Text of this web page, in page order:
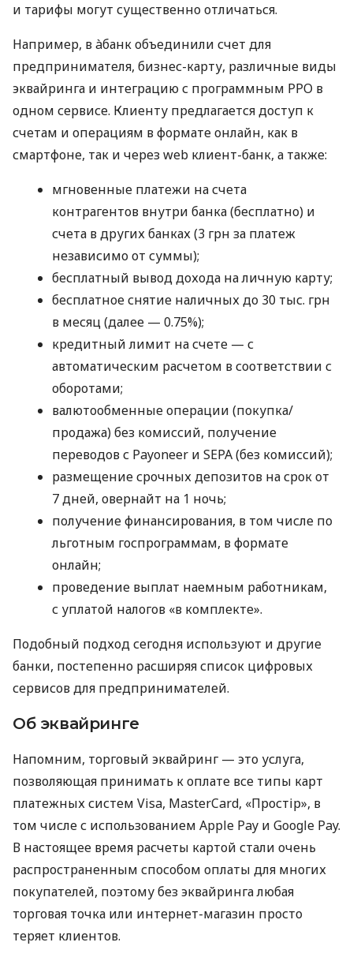
и тарифы могут существенно отличаться.
Например, в àбанк объединили счет для
предпринимателя, бизнес-карту, различные виды
эквайринга и интеграцию с программным РРО в
одном сервисе. Клиенту предлагается доступ к
счетам и операциям в формате онлайн, как в
смартфоне, так и через web клиент-банк, а также:
мгновенные платежи на счета
контрагентов внутри банка (бесплатно) и
счета в других банках (3 грн за платеж
независимо от суммы);
бесплатный вывод дохода на личную карту;
бесплатное снятие наличных до 30 тыс. грн
в месяц (далее — 0.75%);
кредитный лимит на счете — с
автоматическим расчетом в соответствии с
оборотами;
валютообменные операции (покупка/
продажа) без комиссий, получение
переводов с Payoneer и SEPA (без комиссий);
размещение срочных депозитов на срок от
7 дней, овернайт на 1 ночь;
получение финансирования, в том числе по
льготным госпрограммам, в формате
онлайн;
проведение выплат наемным работникам,
с уплатой налогов «в комплекте».
Подобный подход сегодня используют и другие
банки, постепенно расширяя список цифровых
сервисов для предпринимателей.
Об эквайринге
Напомним, торговый эквайринг — это услуга,
позволяющая принимать к оплате все типы карт
платежных систем Visa, MasterCard, «Простір», в
том числе с использованием Apple Pay и Google Pay.
В настоящее время расчеты картой стали очень
распространенным способом оплаты для многих
покупателей, поэтому без эквайринга любая
торговая точка или интернет-магазин просто
теряет клиентов.